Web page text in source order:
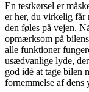
En testkørsel er
er her, du virkelig får
den føles på vejen.
opmærksom på
alle funktioner
usædvanlige lyde,
god idé at tage bilen
fornemmelse af dens